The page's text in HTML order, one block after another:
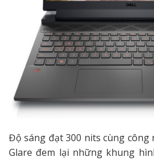
Độ sáng đạt 300 nits cùng công
Glare đem lại những khung